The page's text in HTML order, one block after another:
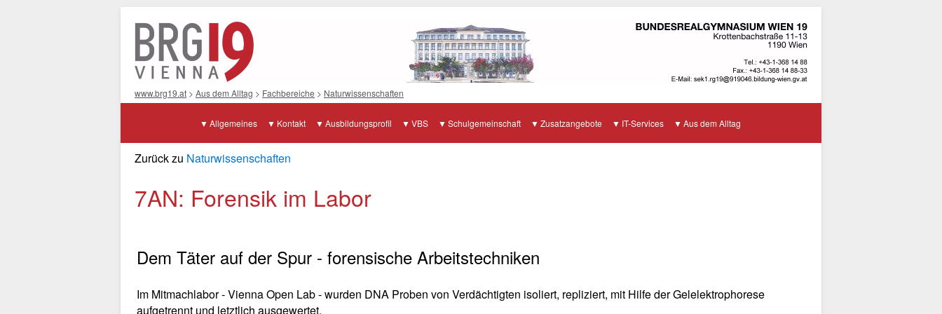
www.brg19.at > Aus dem Alltag > Fachbereiche > Naturwissenschaften
Allgemeines Kontakt Ausbildungsprofil VBS Schulgemeinschaft Zusatzangebote IT-Services Aus dem Alltag
Zurück zu Naturwissenschaften
7AN: Forensik im Labor
Dem Täter auf der Spur - forensische Arbeitstechniken
Im Mitmachlabor - Vienna Open Lab - wurden DNA Proben von Verdächtigten isoliert, repliziert, mit Hilfe der Gelelektrophorese
aufgetrennt und letztlich ausgewertet.